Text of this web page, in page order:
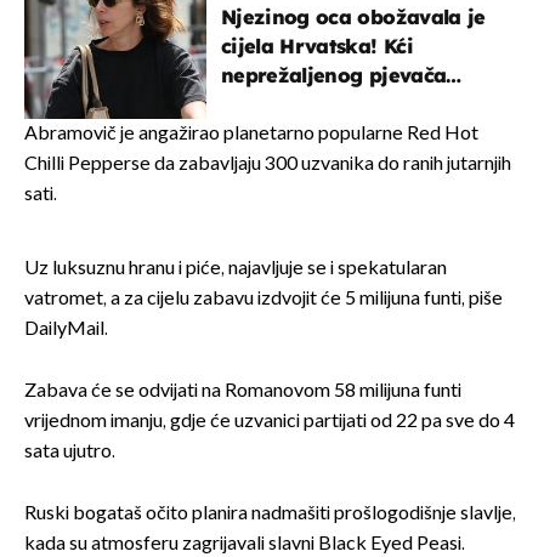
Njezinog oca obožavala je
cijela Hrvatska! Kći
neprežaljenog pjevača
kotača
Abramovič je angažirao planetarno popularne Red Hot
Chilli Pepperse da zabavljaju 300 uzvanika do ranih jutarnjih
sati.
Uz luksuznu hranu i piće, najavljuje se i spekatularan
vatromet, a za cijelu zabavu izdvojit će 5 milijuna funti, piše
DailyMail.
Zabava će se odvijati na Romanovom 58 milijuna funti
vrijednom imanju, gdje će uzvanici partijati od 22 pa sve do 4
sata ujutro.
Ruski bogataš očito planira nadmašiti prošlogodišnje slavlje,
kada su atmosferu zagrijavali slavni Black Eyed Peasi.